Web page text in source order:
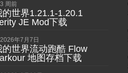
3 周前
的世界1.21.1-1.20.1
JE Mod下载
2026年7月7日
的世界流动跑酷 Flow
地图存档下载